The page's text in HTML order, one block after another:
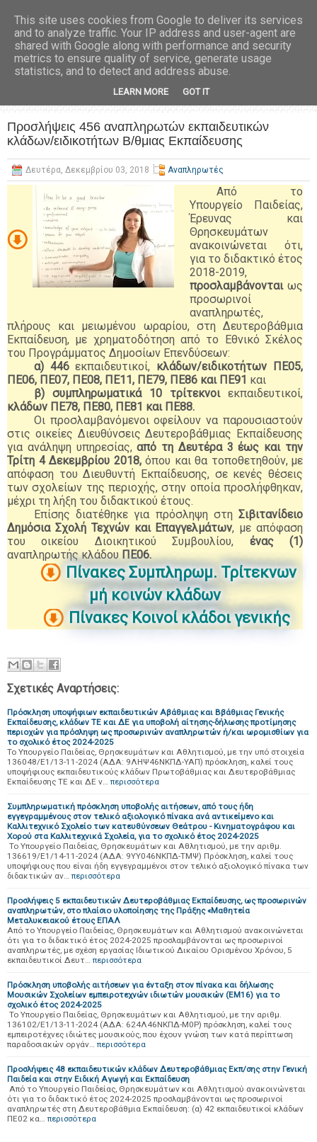
Προσλήψεις 456 αναπληρωτών εκπαιδευτικών
κλάδων/ειδικοτήτων Β/θμιας Εκπαίδευσης
Δευτέρα, Δεκεμβρίου 03, 2018 Αναπληρωτές
Από το
Υπουργείο Παιδείας,
Έρευνας και
Θρησκευμάτων
ανακοινώνεται ότι,
για το διδακτικό έτος
2018-2019,
προσλαμβάνονταιως
προσωρινοί
αναπληρωτές,
πλήρους και μειωμένου ωραρίου, στη Δευτεροβάθμια
Εκπαίδευση, με χρηματοδότηση από το Εθνικό Σκέλος
του Προγράμματος Δημοσίων Επενδύσεων:
α) 446εκπαιδευτικοί, κλάδων/ειδικοτήτων ΠΕ05,
ΠΕ06, ΠΕ07, ΠΕ08, ΠΕ11, ΠΕ79, ΠΕ86 και ΠΕ91 και
β) συμπληρωματικά 10 τρίτεκνοι εκπαιδευτικοί,
κλάδων ΠΕ78, ΠΕ80, ΠΕ81 και ΠΕ88.
Οι προσλαμβανόμενοι οφείλουν να παρουσιαστούν
στις οικείες Διευθύνσεις Δευτεροβάθμιας Εκπαίδευσης
για ανάληψη υπηρεσίας,από τη Δευτέρα 3 έως και την
Τρίτη 4 Δεκεμβρίου 2018, όπου και θα τοποθετηθούν, με
απόφαση του Διευθυντή Εκπαίδευσης, σε κενές θέσεις
των σχολείων της περιοχής, στην οποία προσλήφθηκαν,
μέχρι τη λήξη του διδακτικού έτους.
Επίσης διατέθηκε για πρόσληψη στη Σιβιτανίδειο
Δημόσια Σχολή Τεχνών και Επαγγελμάτων, με απόφαση
του οικείου Διοικητικού Συμβουλίου, ένας (1)
αναπληρωτής κλάδουΠΕ06.
Πίνακες Συμπληρωμ. Τρίτεκνων
μή κοινών κλάδων
Πίνακες Κοινοί κλάδοι γενικής
Σχετικές Αναρτήσεις:
Πρόσκληση υποψήφιων εκπαιδευτικών Aβάθμιας και Bβάθμιας Γενικής
Εκπαίδευσης, κλάδων ΤΕ και ΔΕ για υποβολή αίτησης-δήλωσης προτίμησης
περιοχών για πρόσληψη ως προσωρινών αναπληρωτών ή/και ωρομισθίων για
το σχολικό έτος 2024-2025
Το Υπουργείο Παιδείας, Θρησκευμάτων και Αθλητισμού, με την υπό στοιχεία
136048/Ε1/13-11-2024 (ΑΔΑ: 9ΛΗΨ46ΝΚΠΔ-ΥΑΠ) πρόσκληση, καλεί τους
υποψήφιους εκπαιδευτικούς κλάδων Πρωτοβάθμιας και Δευτεροβάθμιας
Εκπαίδευσης ΤΕ και ΔΕ ν… περισσότερα
Συμπληρωματική πρόσκληση υποβολής αιτήσεων, από τους ήδη
εγγεγραμμένους στον τελικό αξιολογικό πίνακα ανά αντικείμενο και
Καλλιτεχνικό Σχολείο των κατευθύνσεων Θεάτρου - Κινηματογράφου και
Χορού στα Καλλιτεχνικά Σχολεία, για το σχολικό έτος 2024-2025
Το Υπουργείο Παιδείας, Θρησκευμάτων και Αθλητισμού, με την αριθμ.
136619/Ε1/14-11-2024 (ΑΔΑ: 9ΥΥ046ΝΚΠΔ-ΤΜΨ) Πρόσκληση, καλεί τους
υποψήφιους που είναι ήδη εγγεγραμμένοι στον τελικό αξιολογικό πίνακα των
διδακτικών αν… περισσότερα
Προσλήψεις 5 εκπαιδευτικών Δευτεροβάθμιας Εκπαίδευσης, ως προσωρινών
αναπληρωτών, στο πλαίσιο υλοποίησης της Πράξης «Μαθητεία
Μεταλυκειακού έτους ΕΠΑΛ
Από το Υπουργείο Παιδείας, Θρησκευμάτων και Αθλητισμού ανακοινώνεται
ότι για το διδακτικό έτος 2024-2025 προσλαμβάνονται ως προσωρινοί
αναπληρωτές, με σχέση εργασίας Ιδιωτικού Δικαίου Ορισμένου Χρόνου, 5
εκπαιδευτικοί Δευτ… περισσότερα
Πρόσκληση υποβολής αιτήσεων για ένταξη στον πίνακα και δήλωσης
Μουσικών Σχολείων εμπειροτεχνών ιδιωτών μουσικών (ΕΜ16) για το
σχολικό έτος 2024-2025
Το Υπουργείο Παιδείας, Θρησκευμάτων και Αθλητισμού, με την αριθμ.
136102/Ε1/13-11-2024 (ΑΔΑ: 624Λ46ΝΚΠΔ-Μ0Ρ) πρόσκληση, καλεί τους
εμπειροτέχνες ιδιώτες μουσικούς, που έχουν γνώση των κατά περίπτωση
παραδοσιακών οργάν… περισσότερα
Προσλήψεις 48 εκπαιδευτικών κλάδων Δευτεροβάθμιας Εκπ/σης στην Γενική
Παιδεία και στην Ειδική Αγωγή και Εκπαίδευση
Από το Υπουργείο Παιδείας, Θρησκευμάτων και Αθλητισμού ανακοινώνεται
ότι για το διδακτικό έτος 2024-2025 προσλαμβάνονται ως προσωρινοί
αναπληρωτές στη Δευτεροβάθμια Εκπαίδευση: (α) 42 εκπαιδευτικοί κλάδων
ΠΕ02 κα… περισσότερα
This site uses cookies from Google to deliver its services
and to analyze traffic. Your IP address and user-agent are
shared with Google along with performance and security
metrics to ensure quality of service, generate usage
statistics, and to detect and address abuse.
LEARN MORE GOT IT